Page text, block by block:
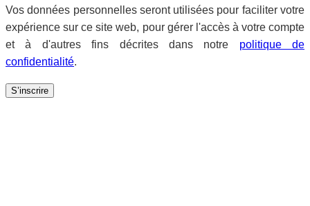
Vos données personnelles seront utilisées pour faciliter votre
expérience sur ce site web, pour gérer l'accès à votre compte
et à d'autres fins décrites dans notre politique de
confidentialité.
S’inscrire